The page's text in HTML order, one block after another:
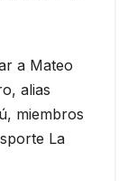
a Mateo
alias
miembros
La